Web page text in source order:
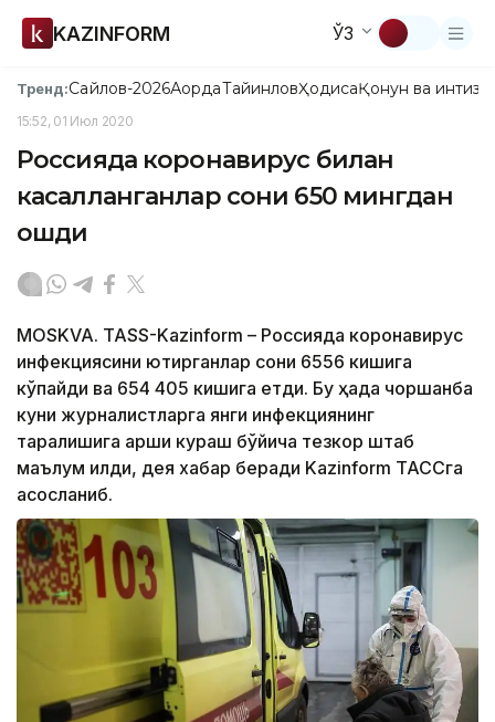
KAZINFORM ЎЗ
Тренд:Сайлов-2026АқордаТайинловҲодисаҚонун ва
15:52, 01 Июл 2020
Россияда коронавирус билан
касалланганлар сони 650 мингдан
ошди
MOSKVA. TASS-Kazinform – Россияда коронавирус
инфекциясини юқтирганлар сони 6556 кишига
кўпайди ва 654 405 кишига етди. Бу ҳақда чоршанба
куни журналистларга янги инфекциянинг
тарқалишига қарши кураш бўйича тезкор штаб
маълум қилди, дея хабар беради Kazinform ТАССга
асосланиб.